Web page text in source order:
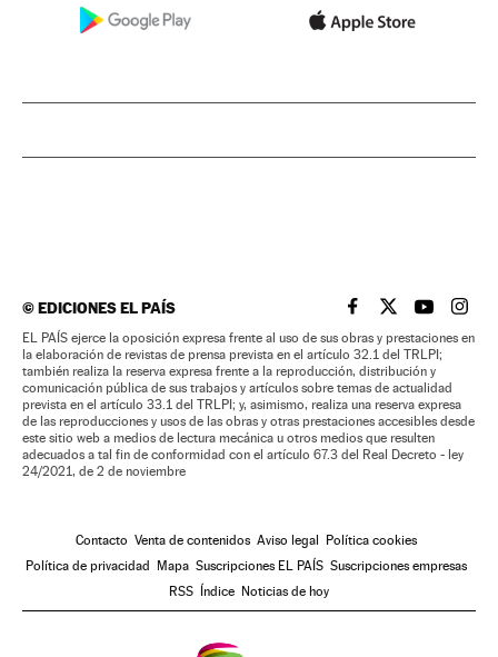
©EDICIONES EL PAÍS EL PAÍS BRASIL EN
EL PAÍSEL PAÍS
EL
EL PAÍS ejerce la oposición expresa frente al uso de sus obras y prestaciones en
la elaboración de revistas de prensa prevista en el artículo 32.1 del TRLPI;
también realiza la reserva expresa frente a la reproducción, distribución y
comunicación pública de sus trabajos y artículos sobre temas de actualidad
prevista en el artículo 33.1 del TRLPI; y, asimismo, realiza una reserva expresa
de las reproducciones y usos de las obras y otras prestaciones accesibles desde
este sitio web a medios de lectura mecánica u otros medios que resulten
adecuados a tal fin de conformidad con el artículo 67.3 del Real Decreto - ley
24/2021, de 2 de noviembre
Contacto Venta de contenidos Aviso legal Política cookies
Política de privacidad Mapa Suscripciones EL PAÍS Suscripciones empresas
RSS Índice Noticias de hoy